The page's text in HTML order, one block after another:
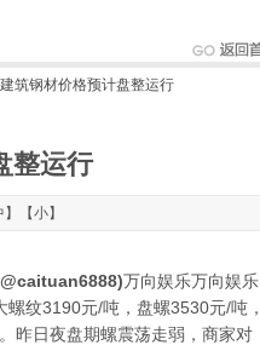
筑钢材价格预计盘整运行
整运行
】【小】
万向娱乐万向娱乐
纹3190元/吨，盘螺3530元/吨，
昨日夜盘期螺震荡走弱，商家对